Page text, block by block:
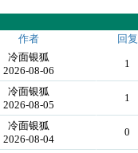
作者 回复
冷面银狐
2026-08-06
1
冷面银狐
2026-08-05
1
冷面银狐
2026-08-04
0